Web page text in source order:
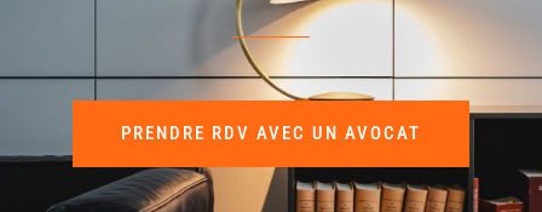
PRENDRE RDV AVEC UN AVOCAT